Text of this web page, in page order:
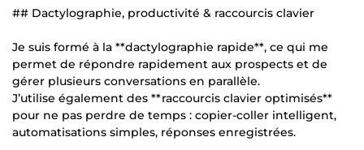
## Dactylographie, productivité & raccourcis clavier
Je suis formé à la **dactylographie rapide**, ce qui me
permet de répondre rapidement aux prospects et de
gérer plusieurs conversations en parallèle.
J’utilise également des **raccourcis clavier optimisés**
pour ne pas perdre de temps : copier-coller intelligent,
automatisations simples, réponses enregistrées.